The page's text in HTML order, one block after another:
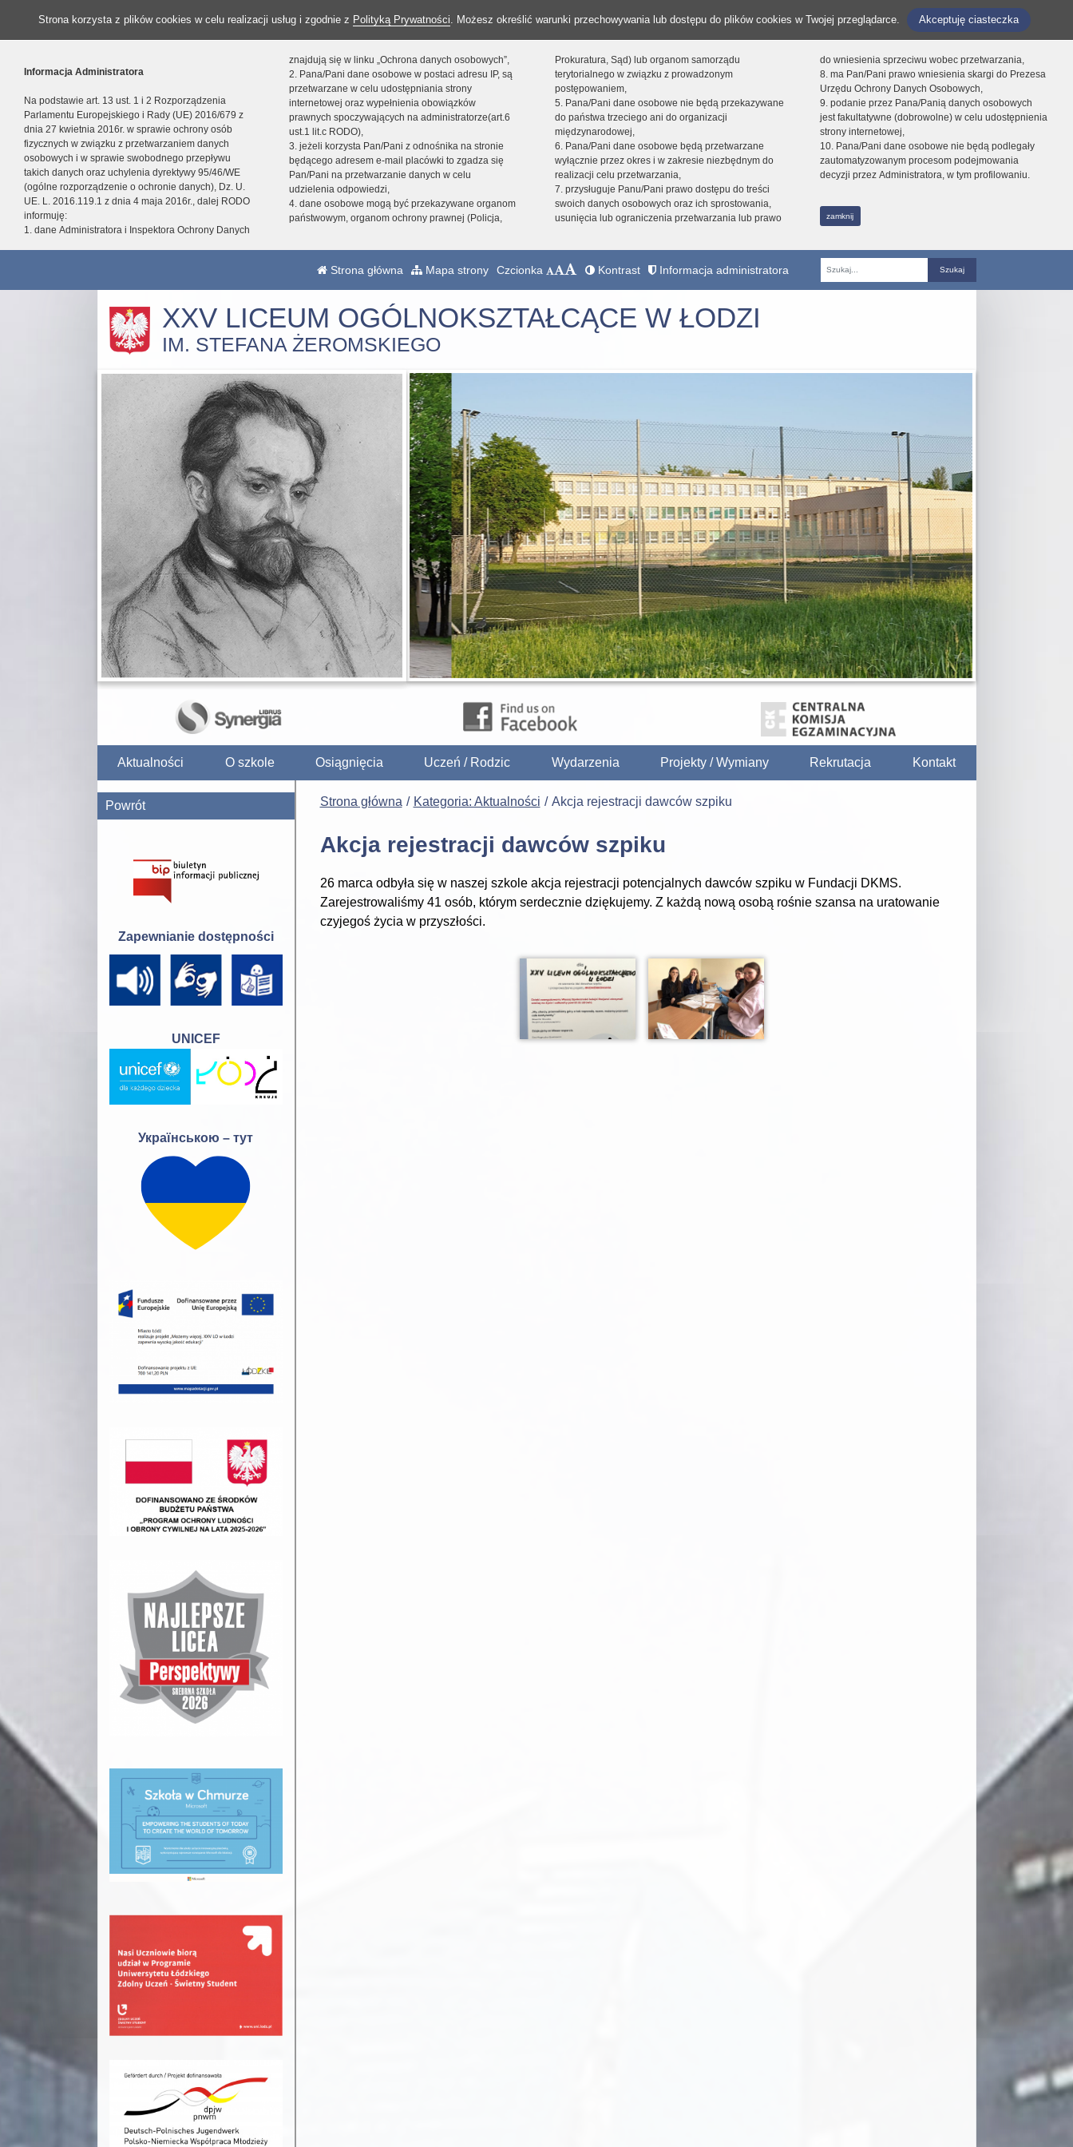
Strona korzysta z plików cookies w celu realizacji usług i zgodnie z Polityką Prywatności. Możesz określić warunki przechowywania lub dostępu do plików cookies w Twojej przeglądarce. Akceptuję ciasteczka
Informacja Administratora
Na podstawie art. 13 ust. 1 i 2 Rozporządzenia
Parlamentu Europejskiego i Rady (UE) 2016/679 z
dnia 27 kwietnia 2016r. w sprawie ochrony osób
fizycznych w związku z przetwarzaniem danych
osobowych i w sprawie swobodnego przepływu
takich danych oraz uchylenia dyrektywy 95/46/WE
(ogólne rozporządzenie o ochronie danych), Dz. U.
UE. L. 2016.119.1 z dnia 4 maja 2016r., dalej RODO
informuję:
1. dane Administratora i Inspektora Ochrony Danych
znajdują się w linku „Ochrona danych osobowych”,
2. Pana/Pani dane osobowe w postaci adresu IP, są
przetwarzane w celu udostępniania strony
internetowej oraz wypełnienia obowiązków
prawnych spoczywających na administratorze(art.6
ust.1 lit.c RODO),
3. jeżeli korzysta Pan/Pani z odnośnika na stronie
będącego adresem e-mail placówki to zgadza się
Pan/Pani na przetwarzanie danych w celu
udzielenia odpowiedzi,
4. dane osobowe mogą być przekazywane organom
państwowym, organom ochrony prawnej (Policja,
Prokuratura, Sąd) lub organom samorządu
terytorialnego w związku z prowadzonym
postępowaniem,
5. Pana/Pani dane osobowe nie będą przekazywane
do państwa trzeciego ani do organizacji
międzynarodowej,
6. Pana/Pani dane osobowe będą przetwarzane
wyłącznie przez okres i w zakresie niezbędnym do
realizacji celu przetwarzania,
7. przysługuje Panu/Pani prawo dostępu do treści
swoich danych osobowych oraz ich sprostowania,
usunięcia lub ograniczenia przetwarzania lub prawo
do wniesienia sprzeciwu wobec przetwarzania,
8. ma Pan/Pani prawo wniesienia skargi do Prezesa
Urzędu Ochrony Danych Osobowych,
9. podanie przez Pana/Panią danych osobowych
jest fakultatywne (dobrowolne) w celu udostępnienia
strony internetowej,
10. Pana/Pani dane osobowe nie będą podlegały
zautomatyzowanym procesom podejmowania
decyzji przez Administratora, w tym profilowaniu.
zamknij
Strona główna Mapa strony Czcionka Kontrast Informacja administratora
Fraza
XXV LICEUM OGÓLNOKSZTAŁCĄCE W ŁODZI
IM. STEFANA ŻEROMSKIEGO
Aktualności O szkole Osiągnięcia Uczeń / Rodzic Wydarzenia Projekty / Wymiany Rekrutacja Kontakt
Strona główna Kategoria: Aktualności Akcja rejestracji dawców szpiku
Akcja rejestracji dawców szpiku
26 marca odbyła się w naszej szkole akcja rejestracji potencjalnych dawców szpiku w Fundacji DKMS.
Zarejestrowaliśmy 41 osób, którym serdecznie dziękujemy. Z każdą nową osobą rośnie szansa na uratowanie
czyjegoś życia w przyszłości.
Powrót
Zapewnianie dostępności
UNICEF
Українською – тут